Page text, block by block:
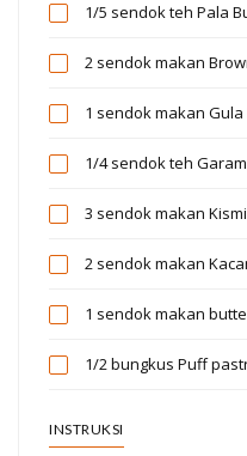
1/5 sendok teh Pala
2 sendok makan
1 sendok makan Gula
1/4 sendok teh Garam
3 sendok makan
2 sendok makan
1 sendok makan
1/2 bungkus Puff
INSTRUKSI